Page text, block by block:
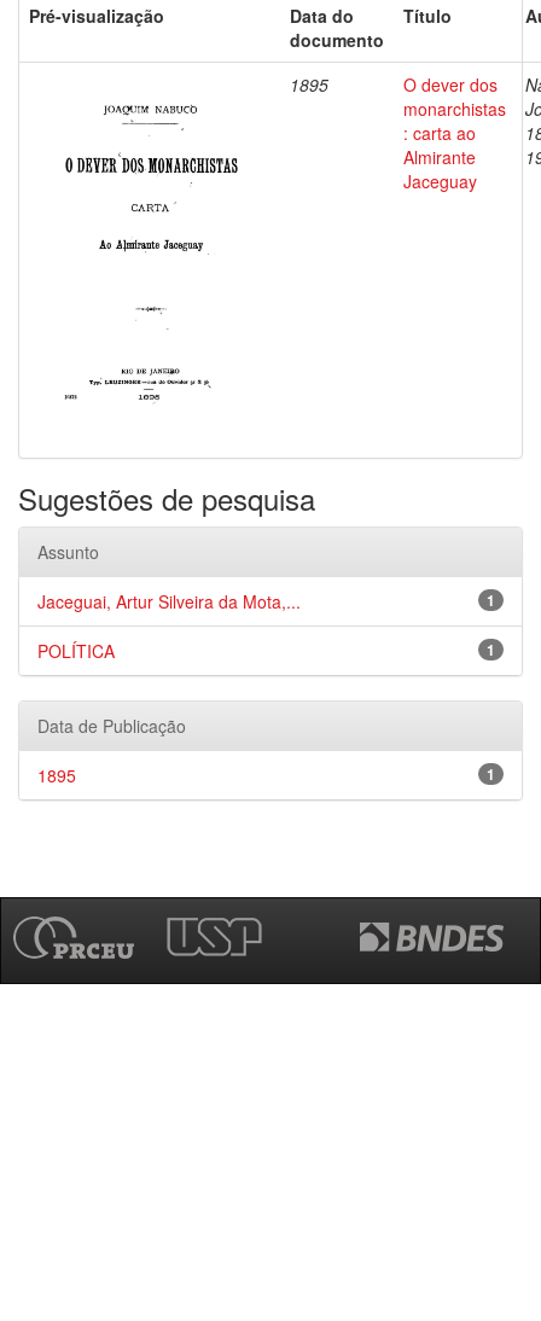
Pré-visualização
Data do
documento
Título
1895
O dever dos
monarchistas
: carta ao
Almirante
Jaceguay
Sugestões de pesquisa
Assunto
1
Jaceguai, Artur Silveira da Mota,...
1
POLÍTICA
Data de Publicação
1
1895